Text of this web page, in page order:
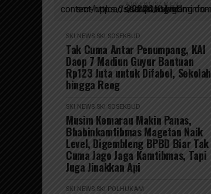
ADVERTISEMENT
script async src=https://suarakumandang.com/wp-content/uploads/2024/04/kominfo-magetan-2024OIO.jpg""
SKI NEWS SKI SOSEKBUD
Tak Cuma Antar Penumpang, KAI
Daop 7 Madiun Guyur Bantuan
Rp123 Juta untuk Difabel, Sekolah
hingga Reog
SKI NEWS SKI SOSEKBUD
Musim Kemarau Makin Panas,
Bhabinkamtibmas Magetan Naik
Level, Digembleng BPBD Biar Tak
Cuma Jago Jaga Kamtibmas, Tapi
Juga Jinakkan Api
SKI NEWS SKI POLHUKAM